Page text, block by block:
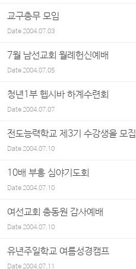
교구총무 모임
Date2004.07.03
7월 남선교회 월례헌신예배
Date2004.07.05
청년1부 헵시바 하계수련회
Date2004.07.07
전도능력학교 제3기 수강생을 모집
Date2004.07.10
10배 부흥 심야기도회
Date2004.07.10
여선교회 총동원 감사예배
Date2004.07.10
유년주일학교 여름성경캠프
Date2004.07.11